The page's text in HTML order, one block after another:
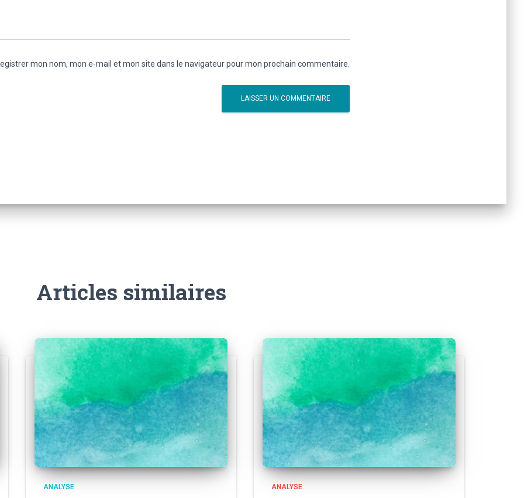
mon nom, mon e-mail et mon site dans le navigateur pour mon prochain commentaire.
Articles similaires
ANALYSE ANALYSE